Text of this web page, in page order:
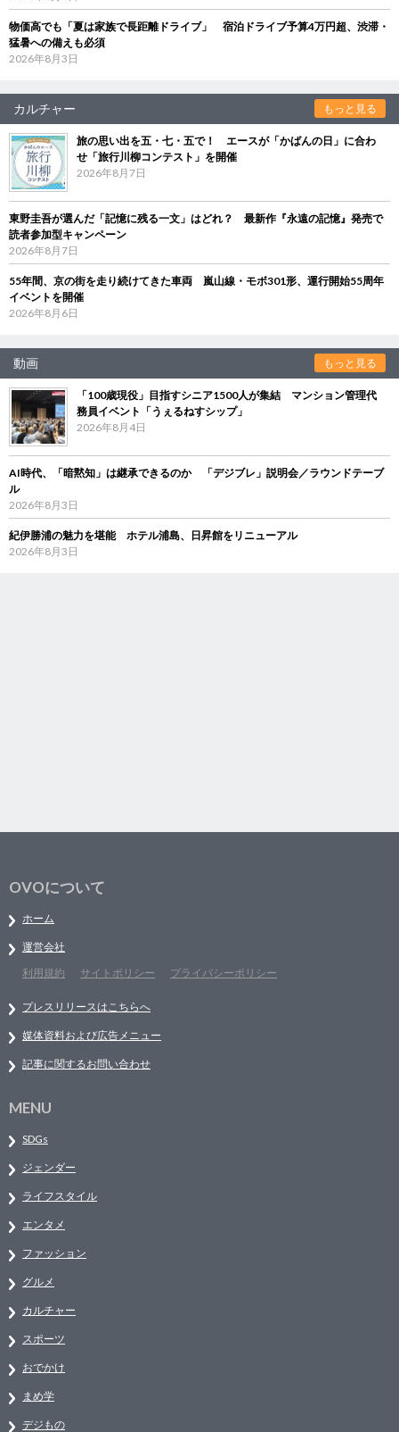
物価高でも「夏は家族で長距離ドライブ」 宿泊ドライブ予算4万円超、渋滞・
猛暑への備えも必須
2026年8月3日
カルチャー もっと見る
旅の思い出を五・七・五で！ エースが「かばんの日」に合わ
せ「旅行川柳コンテスト」を開催
2026年8月7日
東野圭吾が選んだ「記憶に残る一文」はどれ？ 最新作『永遠の記憶』発売で
読者参加型キャンペーン
2026年8月7日
55年間、京の街を走り続けてきた車両 嵐山線・モボ301形、運行開始55周年
イベントを開催
2026年8月6日
動画 もっと見る
「100歳現役」目指すシニア1500人が集結 マンション管理代
務員イベント「うぇるねすシップ」
2026年8月4日
AI時代、「暗黙知」は継承できるのか 「デジブレ」説明会／ラウンドテーブ
ル
2026年8月3日
紀伊勝浦の魅力を堪能 ホテル浦島、日昇館をリニューアル
2026年8月3日
OVOについて
ホーム
運営会社
利用規約
サイトポリシー プライバシーポリシー
プレスリリースはこちらへ
媒体資料および広告メニュー
記事に関するお問い合わせ
MENU
SDGs
ジェンダー
ライフスタイル
エンタメ
ファッション
グルメ
カルチャー
スポーツ
おでかけ
まめ学
デジもの